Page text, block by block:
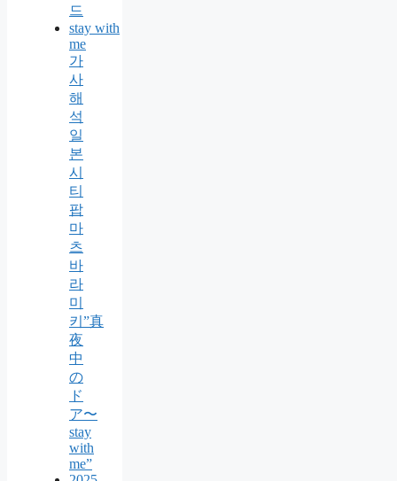
드
stay with
me
가
사
해
석
일
본
시
티
팝
마
츠
바
라
미
키”真
夜
中
の
ド
ア〜
stay
with
me”